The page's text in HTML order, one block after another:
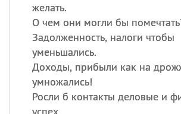
желать.
О чем они могли бы
Задолженность, налоги чтобы
уменьшались.
Доходы, прибыли как на
умножались!
Росли б контакты деловые и